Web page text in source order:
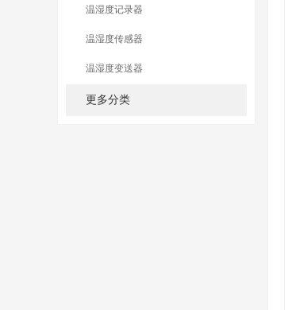
温湿度记录器
温湿度传感器
温湿度变送器
更多分类